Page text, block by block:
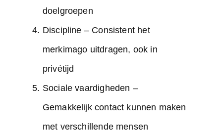
doelgroepen
Discipline – Consistent het
merkimago uitdragen, ook in
privétijd
Sociale vaardigheden –
Gemakkelijk contact kunnen maken
met verschillende mensen